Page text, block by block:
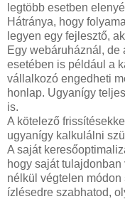
legtöbb esetben
Hátránya, hogy
legyen egy fejlesztő,
Egy webáruháznál, de
esetében is például a
vállalkozó engedheti
honlap. Ugyanígy
is.
A kötelező
ugyanígy kalkulálni
A saját
hogy saját
nélkül végtelen
ízlésedre szabhatod,